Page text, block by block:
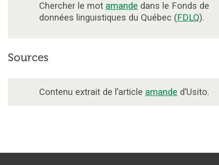
Chercher le mot amande dans le Fonds de
données linguistiques du Québec (FDLQ).
Sources
Contenu extrait de l’article amande d’Usito.